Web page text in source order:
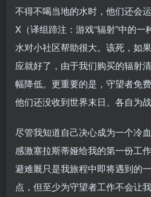
不得不喝当地的水时，他们还会
X（译组蹄注：游戏“辐射”中的
水对小社区帮助很大。该死，如
应就好了，由于我们购买的辐射
幅降低。更重要的是，守望者免
他们还没收到世界末日、各自为战
尽管我知道自己决心成为一个冷
感激塞拉斯蒂娅给我的第一份工
避难厩只是我旅程中即将遇到的
点，但至少为守望者工作不会让